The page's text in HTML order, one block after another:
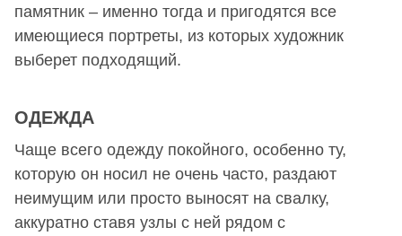
памятник – именно тогда и пригодятся все
имеющиеся портреты, из которых художник
выберет подходящий.
ОДЕЖДА
Чаще всего одежду покойного, особенно ту,
которую он носил не очень часто, раздают
неимущим или просто выносят на свалку,
аккуратно ставя узлы с ней рядом с